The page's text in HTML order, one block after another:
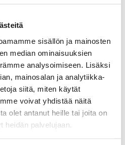
sisällön ja mainosten
median ominaisuuksien
analysoimiseen. Lisäksi
mainosalan ja analytiikka-
siitä, miten käytät
voivat yhdistää näitä
olet antanut heille tai joita on
heidän palvelujaan.
sileät sivut,
AISI 304
3449222
on kestävä ja moneen tarkoitukseen
ikkunalla, sileillä
on rei’itetty tuki DIN-kiskolle tai
mahdollistavat kotelon
läpivienteihin. Pohjaosan yhdellä